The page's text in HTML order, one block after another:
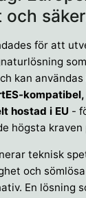
och
för att
kan
hostad i EU -
högsta
teknisk
och sömlösa
En lösning